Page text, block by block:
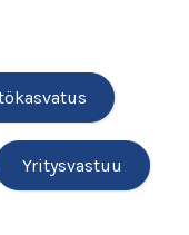
Yritysvastuu